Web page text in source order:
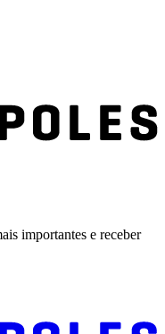
importantes e receber